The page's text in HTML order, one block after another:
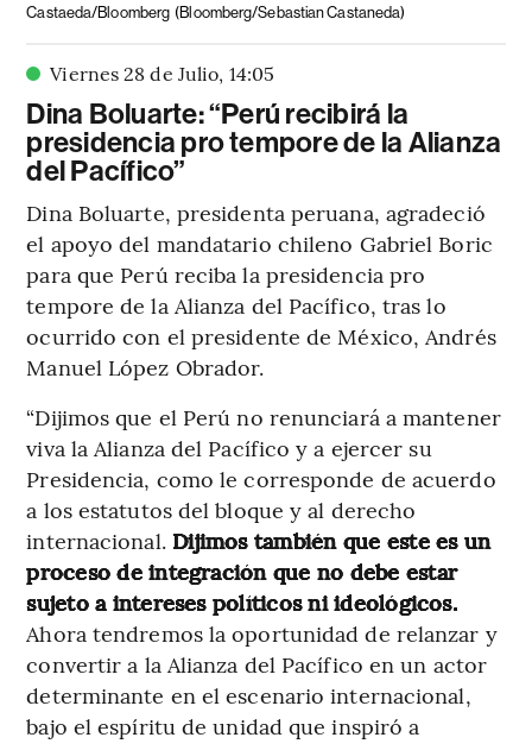
Castaeda/Bloomberg (Bloomberg/Sebastian Castaneda)
Viernes 28 de Julio, 14:05
Dina Boluarte: “Perú recibirá la
presidencia pro tempore de la Alianza
del Pacífico”
Dina Boluarte, presidenta peruana, agradeció
el apoyo del mandatario chileno Gabriel Boric
para que Perú reciba la presidencia pro
tempore de la Alianza del Pacífico, tras lo
ocurrido con el presidente de México, Andrés
Manuel López Obrador.
“Dijimos que el Perú no renunciará a mantener
viva la Alianza del Pacífico y a ejercer su
Presidencia, como le corresponde de acuerdo
a los estatutos del bloque y al derecho
internacional.Dijimos también que este es un
proceso de integración que no debe estar
sujeto a intereses políticos ni ideológicos.
Ahora tendremos la oportunidad de relanzar y
convertir a la Alianza del Pacífico en un actor
determinante en el escenario internacional,
bajo el espíritu de unidad que inspiró a